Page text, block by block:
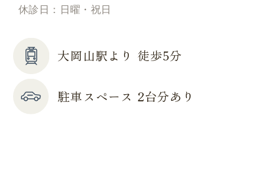
休診日：日曜・祝日
大岡山駅より 徒歩5分
駐車スペース 2台分あり